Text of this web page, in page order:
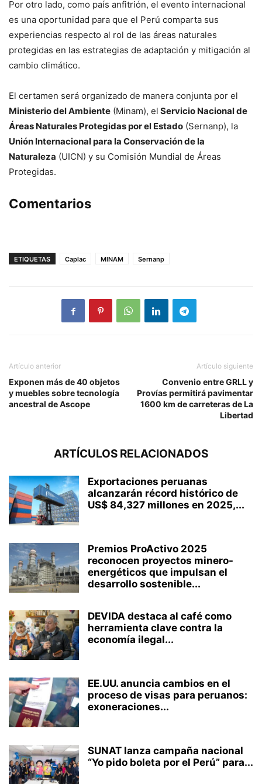
Por otro lado, como país anfitrión, el evento internacional
es una oportunidad para que el Perú comparta sus
experiencias respecto al rol de las áreas naturales
protegidas en las estrategias de adaptación y mitigación al
cambio climático.
El certamen será organizado de manera conjunta por el
Ministerio del Ambiente (Minam), el Servicio Nacional de
Áreas Naturales Protegidas por el Estado (Sernanp), la
Unión Internacional para la Conservación de la
Naturaleza (UICN) y su Comisión Mundial de Áreas
Protegidas.
Comentarios
ETIQUETAS Caplac MINAM Sernanp
Artículo anterior
Exponen más de 40 objetos
y muebles sobre tecnología
ancestral de Ascope
Artículo siguiente
Convenio entre GRLL y
Provías permitirá pavimentar
1600 km de carreteras de La
Libertad
ARTÍCULOS RELACIONADOS
Exportaciones peruanas
alcanzarán récord histórico de
US$ 84,327 millones en 2025,...
Premios ProActivo 2025
reconocen proyectos minero-
energéticos que impulsan el
desarrollo sostenible...
DEVIDA destaca al café como
herramienta clave contra la
economía ilegal...
EE.UU. anuncia cambios en el
proceso de visas para peruanos:
exoneraciones...
SUNAT lanza campaña nacional
“Yo pido boleta por el Perú” para...